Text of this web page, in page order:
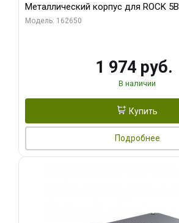
Металлический корпус для ROCK 5B
Модель: 162650
1 974 руб.
В наличии
Купить
Подробнее